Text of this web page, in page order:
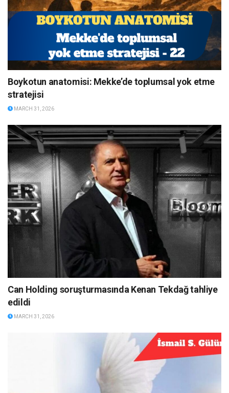
Boykotun anatomisi: Mekke’de toplumsal yok etme
stratejisi
MARCH 31, 2026
Can Holding soruşturmasında Kenan Tekdağ tahliye
edildi
MARCH 31, 2026